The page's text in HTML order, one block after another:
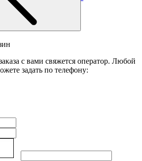
с вами свяжется оператор. Любой
задать по телефону: